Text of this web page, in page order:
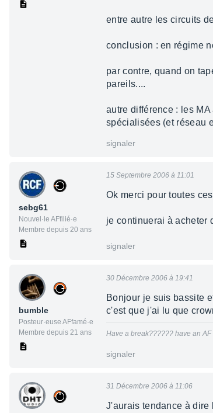
entre autre les circuits
conclusion : en régime
par contre, quand on
pareils....
autre différence : les
spécialisées (et réseau
signaler
sebg61
Nouvel·le AFfilié·e
Membre depuis 20 ans
15 Septembre 2006 à 11:01
Ok merci pour toutes
je continuerai à acheter
signaler
bumble
Posteur·euse AFfamé·e
Membre depuis 21 ans
30 Décembre 2006 à 19:41
Bonjour je suis bassite
c'est que j'ai lu que
Have a break?????? have an AF
signaler
31 Décembre 2006 à 11:06
J'aurais tendance à